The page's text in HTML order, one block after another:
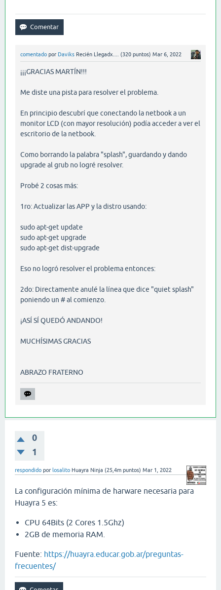
comentado por Daviks Recién Llegadx.... (320 puntos) Mar 6, 2022
¡¡¡GRACIAS MARTÍN!!!
Me diste una pista para resolver el problema.
En principio descubrí que conectando la netbook a un
monitor LCD (con mayor resolución) podía acceder a ver el
escritorio de la netbook.
Como borrando la palabra "splash", guardando y dando
upgrade al grub no logré resolver.
Probé 2 cosas más:
1ro: Actualizar las APP y la distro usando:
sudo apt-get update
sudo apt-get upgrade
sudo apt-get dist-upgrade
Eso no logró resolver el problema entonces:
2do: Directamente anulé la línea que dice "quiet splash"
poniendo un # al comienzo.
¡ASÍ SÍ QUEDÓ ANDANDO!
MUCHÍSIMAS GRACIAS
ABRAZO FRATERNO
0
1
respondido por losalito Huayra Ninja (25,4m puntos) Mar 1, 2022
La configuración mínima de harware necesaria para
Huayra 5 es:
CPU 64Bits (2 Cores 1.5Ghz)
2GB de memoria RAM.
Fuente: https://huayra.educar.gob.ar/preguntas-
frecuentes/